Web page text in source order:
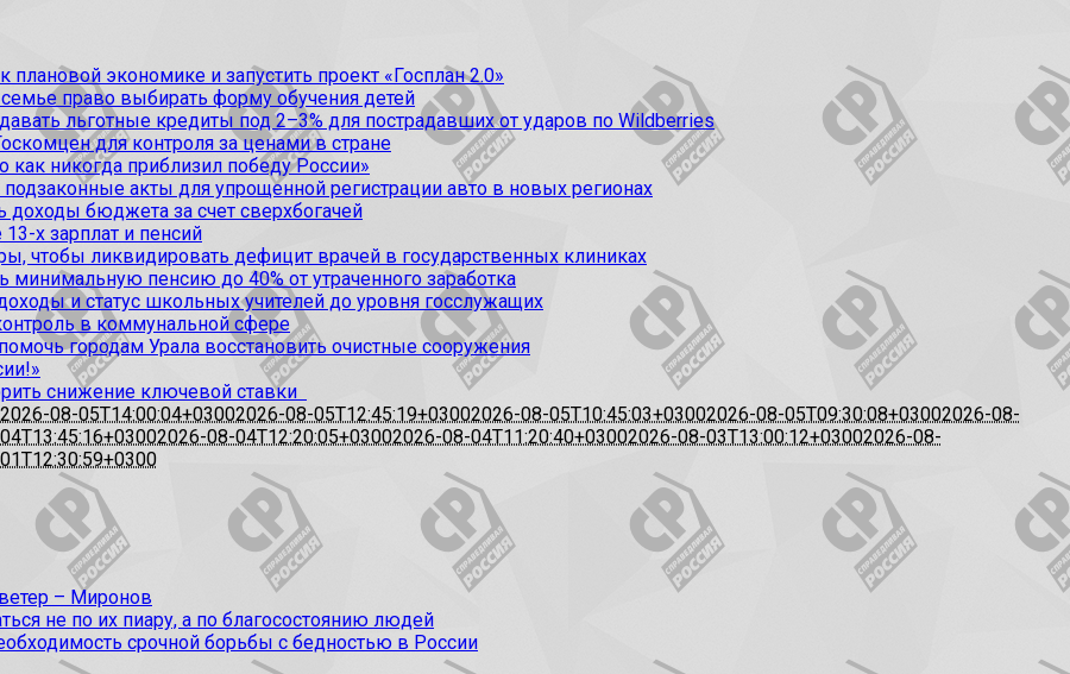
плановой экономике и запустить проект «Госплан 2.0»
право выбирать форму обучения детей
льготные кредиты под 2–3% для пострадавших от ударов по Wildberries
для контроля за ценами в стране
никогда приблизил победу России»
акты для упрощенной регистрации авто в новых регионах
доходы бюджета за счет сверхбогачей
х зарплат и пенсий
чтобы ликвидировать дефицит врачей в государственных клиниках
минимальную пенсию до 40% от утраченного заработка
и статус школьных учителей до уровня госслужащих
в коммунальной сфере
городам Урала восстановить очистные сооружения
снижение ключевой ставки
2026-08-05T14:00:04+03002026-08-05T12:45:19+03002026-08-05T10:45:03+03002026-08-05T09:30:08+03002026-08-
2026-08-04T12:20:05+03002026-08-04T11:20:40+03002026-08-03T13:00:12+03002026-08-
– Миронов
не по их пиару, а по благосостоянию людей
срочной борьбы с бедностью в России